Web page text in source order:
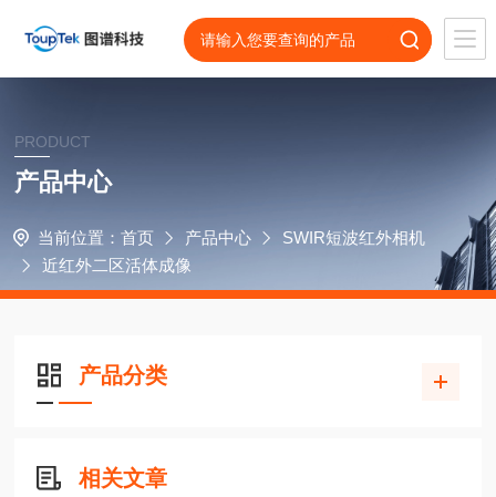
PRODUCT
产品中心
当前位置： 首页 产品中心
SWIR短波红外相机
近红外二区活体成像
产品分类
相关文章